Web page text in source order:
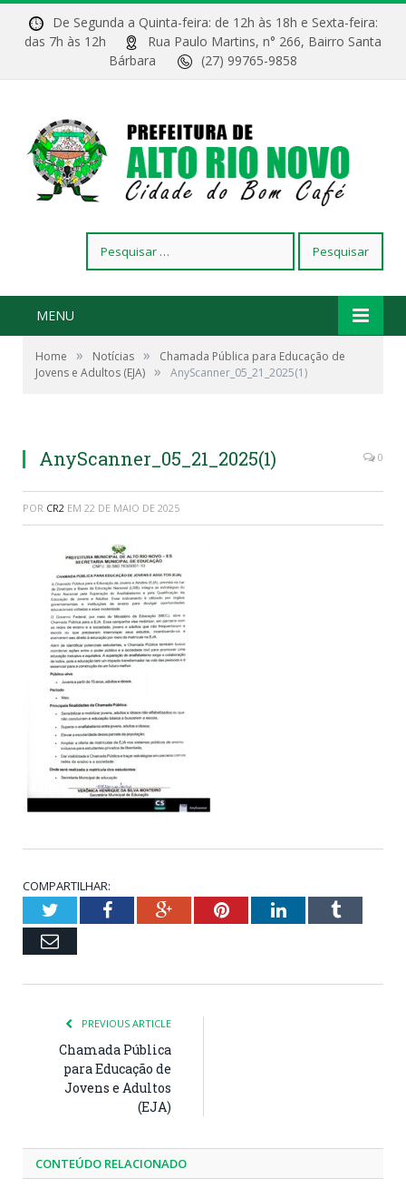
De Segunda a Quinta-feira: de 12h às 18h e Sexta-feira:
das 7h às 12h
Rua Paulo Martins, n° 266, Bairro Santa
Bárbara
(27) 99765-9858
por:
MENU
Home » Notícias »
Chamada Pública para Educação de
Jovens e Adultos (EJA) » AnyScanner_05_21_2025(1)
AnyScanner_05_21_2025(1) 0
POR CR2 EM 22 DE MAIO DE 2025
COMPARTILHAR:
TwitterFacebookGoogle+PinterestLinkedInTumblr
Email
PREVIOUS ARTICLE
Chamada Pública
para Educação de
Jovens e Adultos
(EJA)
CONTEÚDO RELACIONADO